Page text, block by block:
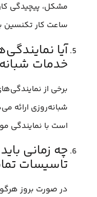
مشکل، پیچیدگی
ساعت کار تکنسین
آیا
خدمات
برخی از
شبانه‌روزی ارائه
است با نمایندگی
چه زمانی
تاسیسات
در صورت بروز